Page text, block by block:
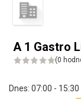
A 1 Gastro
(0
Dnes: 07:00 - 15:30